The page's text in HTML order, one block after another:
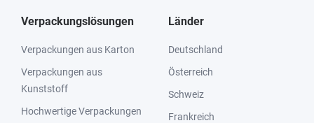
Verpackungslösungen
Verpackungen aus Karton
Verpackungen aus
Kunststoff
Hochwertige Verpackungen
Länder
Deutschland
Österreich
Schweiz
Frankreich